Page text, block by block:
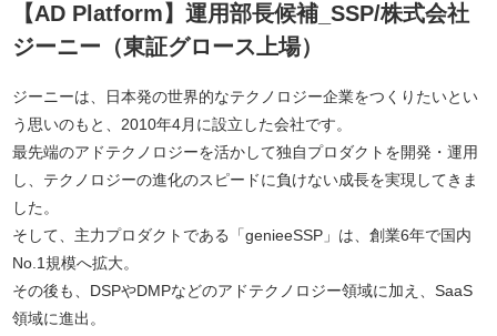
【AD Platform】運用部長候補_SSP/株式会社
ジーニー（東証グロース上場）
ジーニーは、日本発の世界的なテクノロジー企業をつくりたいとい
う思いのもと、2010年4月に設立した会社です。
最先端のアドテクノロジーを活かして独自プロダクトを開発・運用
し、テクノロジーの進化のスピードに負けない成長を実現してきま
した。
そして、主力プロダクトである「genieeSSP」は、創業6年で国内
No.1規模へ拡大。
その後も、DSPやDMPなどのアドテクノロジー領域に加え、SaaS
領域に進出。